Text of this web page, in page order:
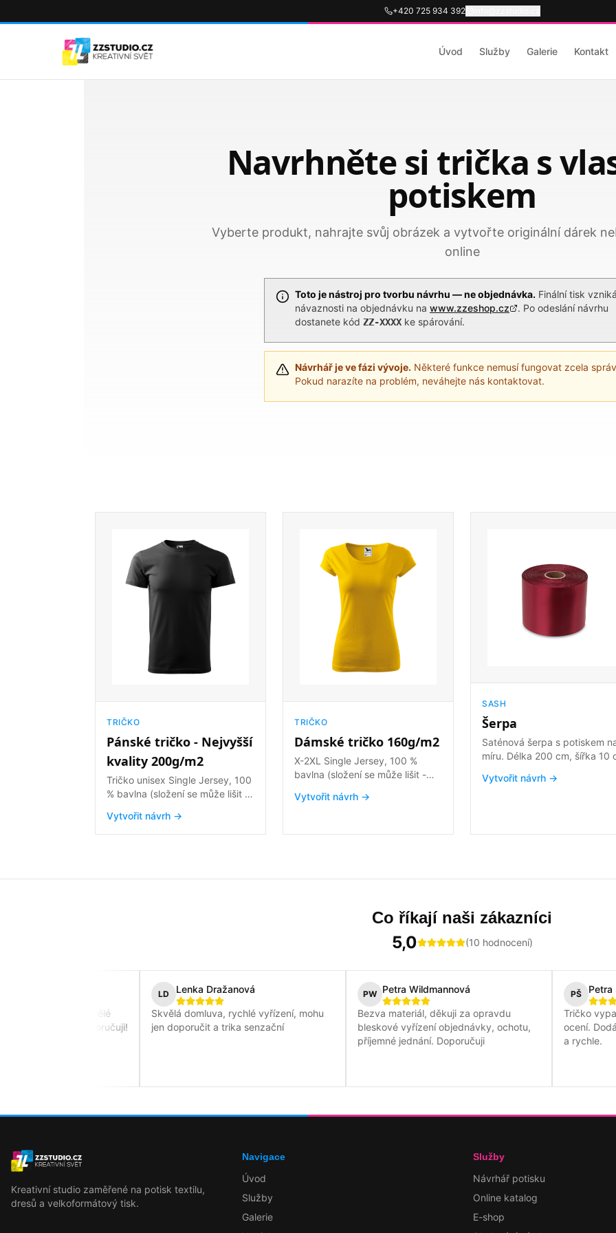
+420 725 934 392
Úvod Služby Galerie Kontakt
Navrhněte si trička s
potiskem
Vyberte produkt, nahrajte svůj obrázek a vytvořte originální dárek
online
Toto je nástroj pro tvorbu návrhu — ne objednávka. Finální tisk
návaznosti na objednávku na www.zzeshop.cz
. Po odeslání návrhu
dostanete kód ZZ-XXXX ke spárování.
Návrhář je ve fázi vývoje. Některé funkce nemusí fungovat zcela
Pokud narazíte na problém, neváhejte nás kontaktovat.
TRIČKO
Pánské tričko - Nejvyšší
kvality 200g/m2
Tričko unisex Single Jersey, 100
% bavlna (složení se může lišit -
viskóza, barva 12 - 85 % bavlna,
15 % viskóza, • tubulární střih •
elastanu • zpevňující páska od
Vytvořit návrh →
TRIČKO
Dámské tričko 160g/m2
X-2XL Single Jersey, 100 %
bavlna (složení se může lišit -
viskóza, barva 12 - 85 % bavlna,
Vytvořit návrh →
SASH
Šerpa
Saténová šerpa s potiskem
míru. Délka 200 cm, šířka 10
Vytvořit návrh →
Co říkají naši zákazníci
5,0 (10 hodnocení)
tričko, určitě doporučuji!
Lenka Dražanová
Skvělá domluva, rychlé vyřízení, mohu
jen doporučit a trika senzační
Petra Wildmannová
Bezva materiál, děkuji za opravdu
bleskové vyřízení objednávky, ochotu,
příjemné jednání. Doporučuji
Petra
Tričko
ocení.
a rychle.
Kreativní studio zaměřené na potisk textilu,
dresů a velkoformátový tisk.
Navigace
Úvod
Služby
Galerie
Služby
Návrhář potisku
Online katalog
E-shop